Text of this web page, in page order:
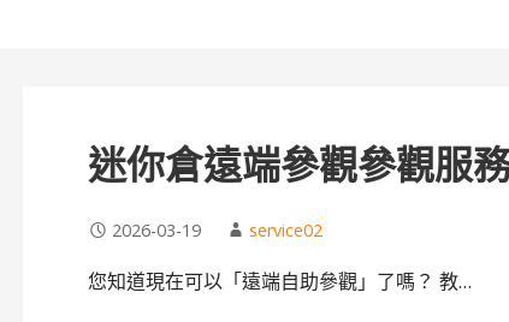
迷你倉遠端參觀參觀服
2026-03-19 service02
您知道現在可以「遠端自助參觀」了嗎？ 教…